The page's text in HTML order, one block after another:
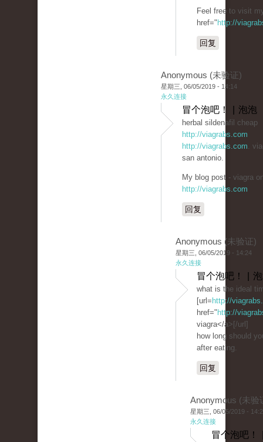
Feel free to visit
href=" http://
回复
Anonymous (未验证)
星期三, 06/05/2019 - 14:14
永久连接
冒个泡吧！ | 泡泡
herbal sildenafil cheap
http://viagrabs.com
http://viagrabs.com.
san antonio.
My blog post - viagra
http://viagrabs.com
回复
Anonymous (未验证)
星期三, 06/05/2019 - 14:24
永久连接
冒个泡吧！ |
what is the ideal
[url= http://
href=" http://
viagra</a>[/url]
how long should
after eating.
回复
Anonymous (未验
星期三, 06/05/2019 -
永久连接
冒个泡吧！